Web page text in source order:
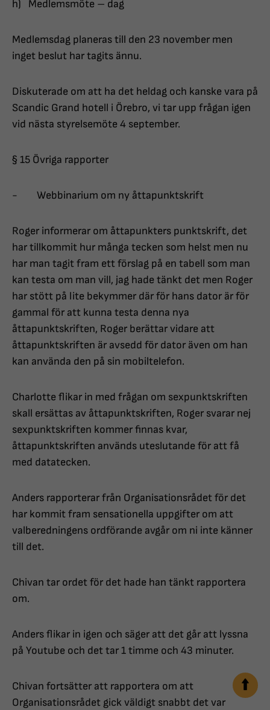
h) Medlemsmöte – dag
Medlemsdag planeras till den 23 november men
inget beslut har tagits ännu.
Diskuterade om att ha det heldag och kanske vara på
Scandic Grand hotell i Örebro, vi tar upp frågan igen
vid nästa styrelsemöte 4 september.
§ 15 Övriga rapporter
- Webbinarium om ny åttapunktskrift
Roger informerar om åttapunkters punktskrift, det
har tillkommit hur många tecken som helst men nu
har man tagit fram ett förslag på en tabell som man
kan testa om man vill, jag hade tänkt det men Roger
har stött på lite bekymmer där för hans dator är för
gammal för att kunna testa denna nya
åttapunktskriften, Roger berättar vidare att
åttapunktskriften är avsedd för dator även om han
kan använda den på sin mobiltelefon.
Charlotte flikar in med frågan om sexpunktskriften
skall ersättas av åttapunktskriften, Roger svarar nej
sexpunktskriften kommer finnas kvar,
åttapunktskriften används uteslutande för att få
med datatecken.
Anders rapporterar från Organisationsrådet för det
har kommit fram sensationella uppgifter om att
valberedningens ordförande avgår om ni inte känner
till det.
Chivan tar ordet för det hade han tänkt rapportera
om.
Anders flikar in igen och säger att det går att lyssna
på Youtube och det tar 1 timme och 43 minuter.
Chivan fortsätter att rapportera om att
Organisationsrådet gick väldigt snabbt det var